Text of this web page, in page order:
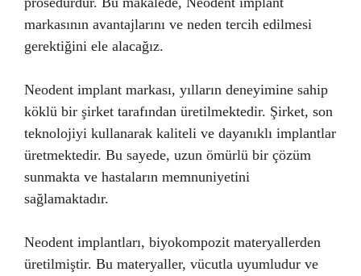
markasının avantajlarını ve neden tercih edilmesi
gerektiğini ele alacağız.
Neodent implant markası, yılların deneyimine sahip
köklü bir şirket tarafından üretilmektedir. Şirket, son
teknolojiyi kullanarak kaliteli ve dayanıklı implantlar
üretmektedir. Bu sayede, uzun ömürlü bir çözüm
sunmakta ve hastaların memnuniyetini
sağlamaktadır.
Neodent implantları, biyokompozit materyallerden
üretilmiştir. Bu materyaller, vücutla uyumludur ve